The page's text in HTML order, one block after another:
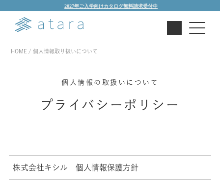
2027年ご入学向けカタログ無料請求受付中
HOME 個人情報取り扱いについて
個人情報の取扱いについて
プライバシーポリシー
株式会社キシル 個人情報保護方針